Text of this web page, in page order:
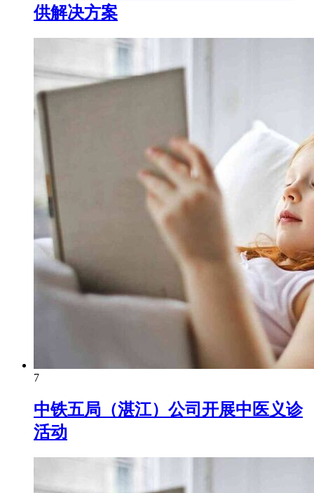
供解决方案
7
中铁五局（湛江）公司开展中医义诊
活动